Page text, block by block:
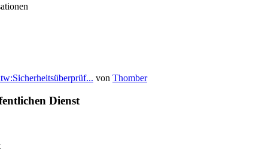
von Thomber
Dienst